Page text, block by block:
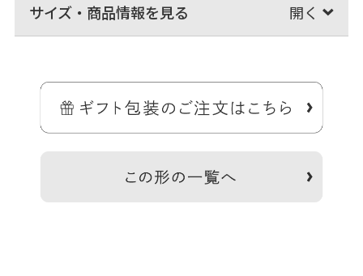
サイズ・商品情報を見る
お札が二つ折りで入るコンパクトサイズのお財布。
家計用や旅行用など、サブのお財布としてもピッタリ。持ちやすくて
使いやすい、コンパクトなお財布です。